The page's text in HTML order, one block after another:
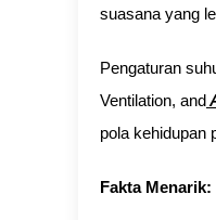
suasana yang
Pengaturan
Ventilation, and
pola kehidupan
Fakta Menarik: